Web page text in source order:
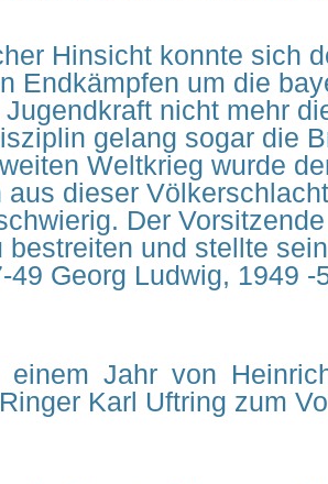
Hinsicht konnte sich
Endkämpfen um die
nicht mehr
gelang sogar die
Weltkrieg wurde
dieser
Der
bestreiten und stellte
Georg Ludwig, 1949 -
einem Jahr von
Karl Uftring zum